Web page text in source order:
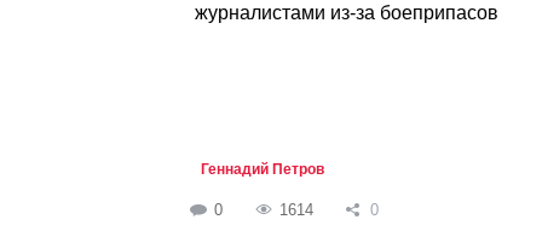
журналистами из-за боеприпасов
Геннадий Петров
0 1614 0